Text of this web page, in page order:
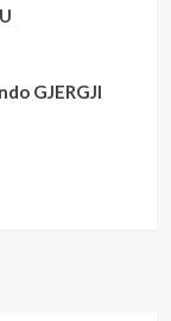
GJERGJI